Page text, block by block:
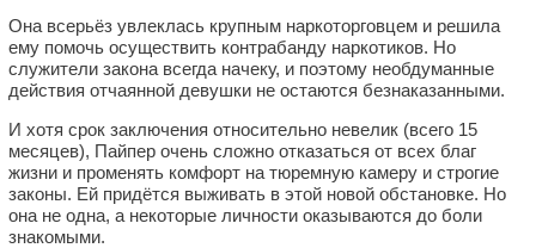
Она всерьёз увлеклась крупным наркоторговцем и решила
ему помочь осуществить контрабанду наркотиков. Но
служители закона всегда начеку, и поэтому необдуманные
действия отчаянной девушки не остаются безнаказанными.
И хотя срок заключения относительно невелик (всего 15
месяцев), Пайпер очень сложно отказаться от всех благ
жизни и променять комфорт на тюремную камеру и строгие
законы. Ей придётся выживать в этой новой обстановке. Но
она не одна, а некоторые личности оказываются до боли
знакомыми.